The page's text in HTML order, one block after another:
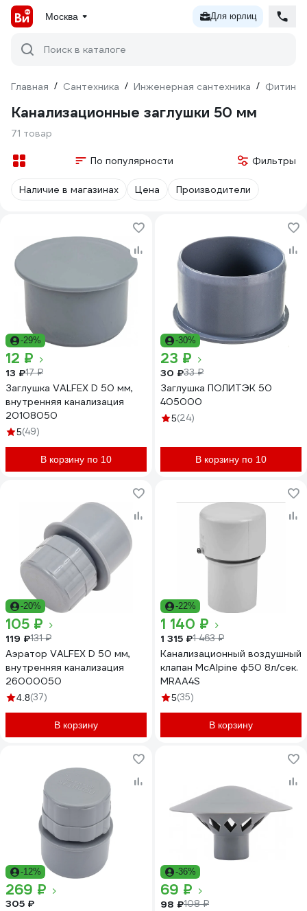
Москва Для юрлиц
Поиск в каталоге
Главная / Сантехника / Инженерная сантехника / Фитинги
Канализационные заглушки 50 мм
71 товар
По популярности Фильтры
Наличие в магазинах Цена Производители
-29%
12 ₽
13 ₽17 ₽
Заглушка VALFEX D 50 мм,
внутренняя канализация
20108050
5(49)
В корзину по 10
-30%
23 ₽
30 ₽33 ₽
Заглушка ПОЛИТЭК 50
405000
5(24)
В корзину по 10
-20%
105 ₽
119 ₽131 ₽
Аэратор VALFEX D 50 мм,
внутренняя канализация
26000050
4.8(37)
В корзину
-22%
1 140 ₽
1 315 ₽1 463 ₽
Канализационный воздушный
клапан McAlpine ф50 8л/сек.
MRAA4S
5(35)
В корзину
-12%
269 ₽
305 ₽
-36%
69 ₽
98 ₽108 ₽